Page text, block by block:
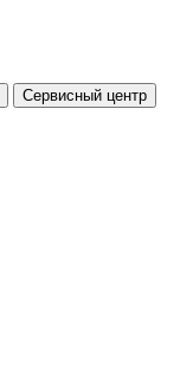
Сервисный центр